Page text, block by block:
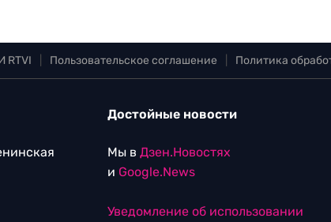
RTVI Пользовательское соглашение Политика
Достойные новости
Мы в Дзен.Новостях
и Google.News
Уведомление об использовании